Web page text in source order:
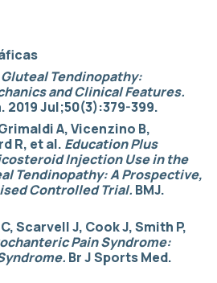
Gluteal Tendinopathy:
and Clinical Features.
2019 Jul;50(3):379-399.
A, Vicenzino B,
R, et al. Education Plus
Injection Use in the
Tendinopathy: A Prospective,
Controlled Trial. BMJ.
Scarvell J, Cook J, Smith P,
Pain Syndrome:
Br J Sports Med.